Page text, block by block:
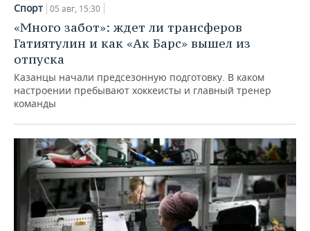
Спорт 05 авг, 15:30
«Много забот»: ждет ли трансферов
Гатиятулин и как «Ак Барс» вышел из
отпуска
Казанцы начали предсезонную подготовку. В каком
настроении пребывают хоккеисты и главный тренер
команды